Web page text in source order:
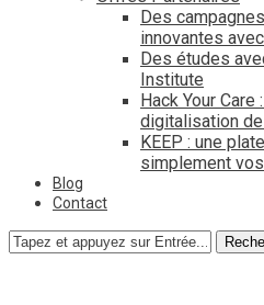
Des
innovantes
Des études
Institute
Hack Your
digitalisation
KEEP : une
simplement
Blog
Contact